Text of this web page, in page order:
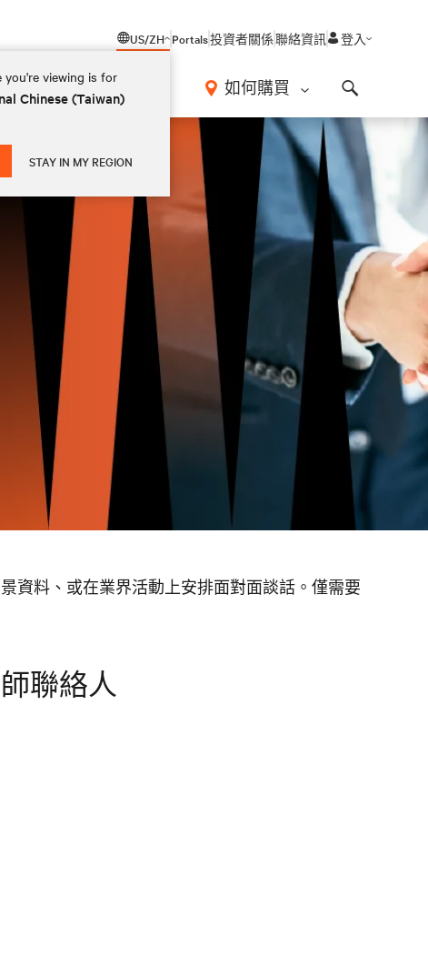
US/ZH
you're viewing is for
Chinese (Taiwan)
STAY IN MY REGION
Portals投資者關係聯絡資訊 登入
如何購買
資料、或在業界活動上安排面對面談話。僅需要
聯絡人